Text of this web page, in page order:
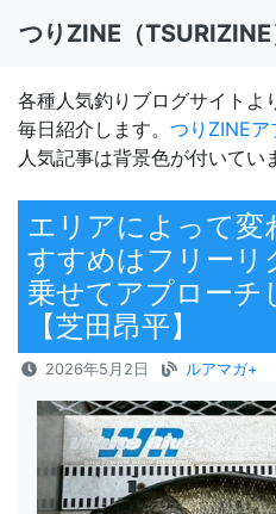
つりZINE（TSURIZINE
各種人気釣りブログサイトよ
毎日紹介します。 つりZINEア
人気記事は背景色が付いてい
エリアによって変
すすめはフリーリ
乗せてアプローチ
【芝田昂平】
2026年5月2日 ルアマガ+